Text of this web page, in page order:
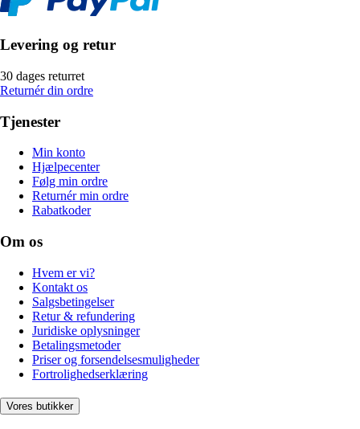
Levering og retur
30 dages returret
Returnér din ordre
Tjenester
Min konto
Hjælpecenter
Følg min ordre
Returnér min ordre
Rabatkoder
Om os
Hvem er vi?
Kontakt os
Salgsbetingelser
Retur & refundering
Juridiske oplysninger
Betalingsmetoder
Priser og forsendelsesmuligheder
Fortrolighedserklæring
Vores butikker